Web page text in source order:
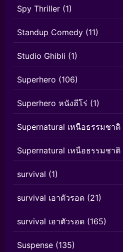
Spy Thriller (1)
Standup Comedy (11)
Studio Ghibli (1)
Superhero (106)
Superhero หนังฮีโร่ (1)
Supernatural เหนือธรรมชาติ
Supernatural เหนือธรรมชาติ
survival (1)
survival เอาตัวรอด (21)
survival เอาตัวรอด (165)
Suspense (135)